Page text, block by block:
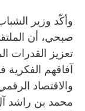
وأكّد وزير
صبحي، أن
تعزيز القدرات
آفاقهم الفكرية
والاقتصاد
محمد بن راشد